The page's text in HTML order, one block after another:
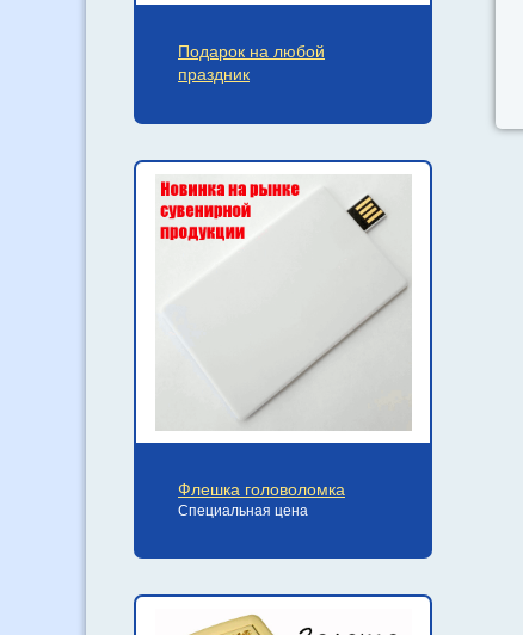
Подарок на любой
праздник
Флешка головоломка
Специальная цена